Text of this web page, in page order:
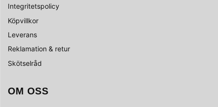
Integritetspolicy
Köpvillkor
Leverans
Reklamation & retur
Skötselråd
OM OSS